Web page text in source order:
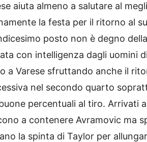
aiuta almeno a salutare al
la festa per il ritorno al
posto non è degno
con intelligenza dagli uomini
a Varese sfruttando anche il
nel secondo quarto
percentuali al tiro. Arrivati
a contenere Avramovic ma
la spinta di Taylor per